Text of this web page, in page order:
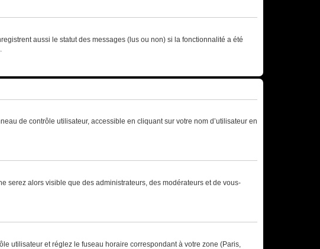
aussi le statut des messages (lus ou non) si la fonctionnalité a été
de contrôle utilisateur, accessible en cliquant sur votre nom d’utilisateur en
serez alors visible que des administrateurs, des modérateurs et de vous-
utilisateur et réglez le fuseau horaire correspondant à votre zone (Paris,